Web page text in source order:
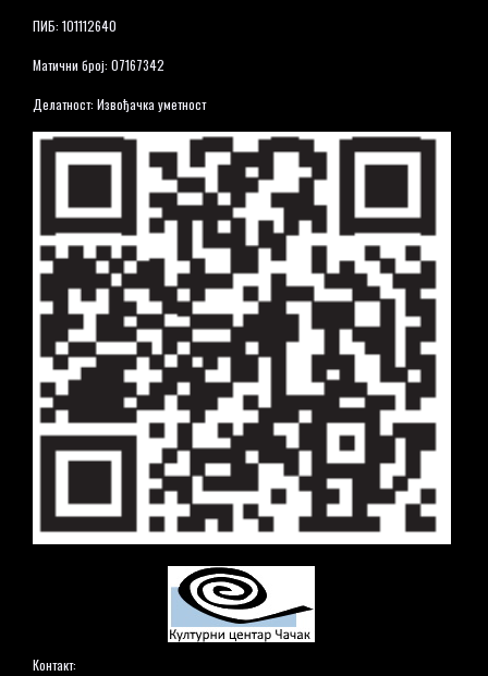
ПИБ: 101112640
Матични број: 07167342
Делатност: Извођачка уметност
Контакт: